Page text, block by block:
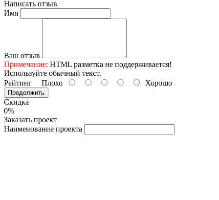
Написать отзыв
Имя
Ваш отзыв
Примечание: HTML разметка не поддерживается!
Используйте обычный текст.
Рейтинг Плохо Хорошо
Продолжить
Скидка
0%
Заказать проект
Наименование проекта